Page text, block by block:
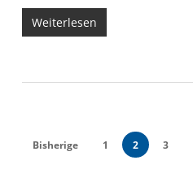
Weiterlesen
Bisherige 1 2 3